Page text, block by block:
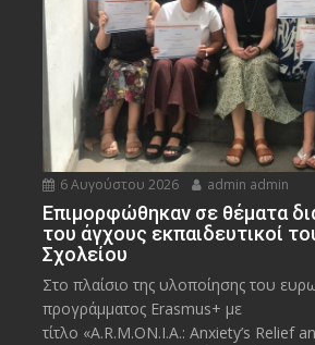
6 Αυγούστου 2026 admin admin
Eπιμορφώθηκαν σε θέματα
του άγχους εκπαιδευτικοί
Σχολείου
Στο πλαίσιο της υλοποίησης του
προγράμματος Erasmus+ με
τίτλο «A.R.M.ON.I.A.: Anxiety’s Relief